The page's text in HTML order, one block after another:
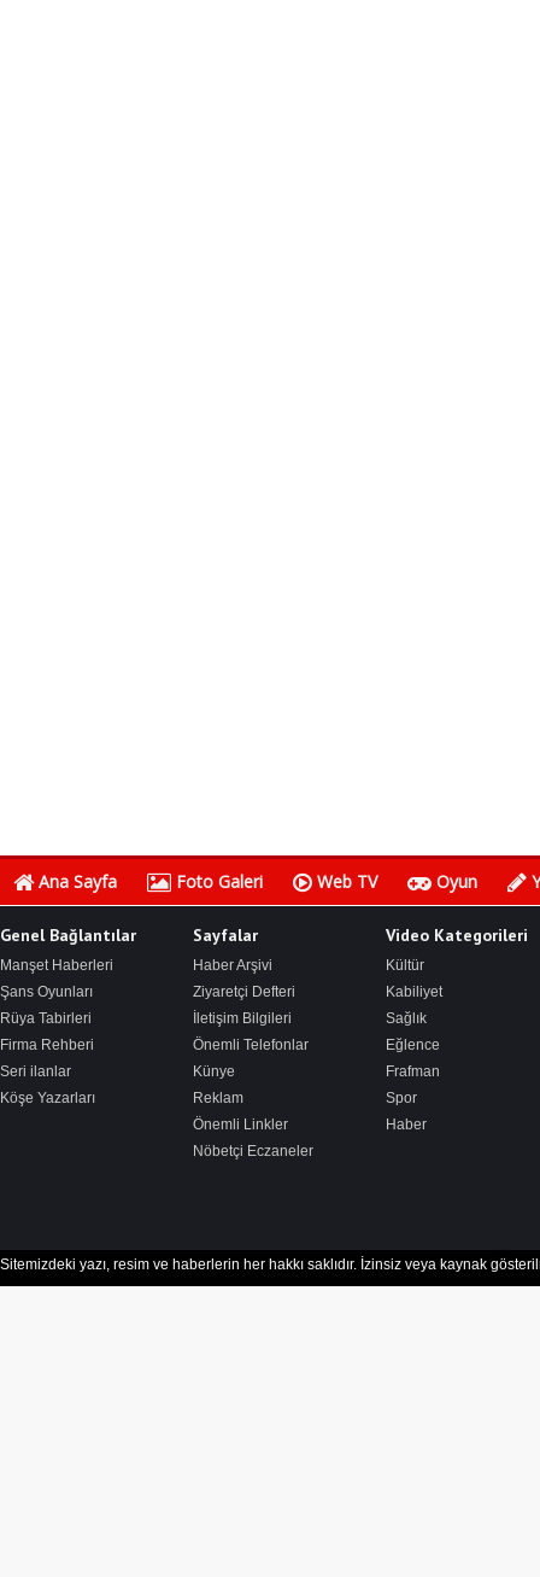
Ana Sayfa Foto Galeri Web TV Oyun
Genel Bağlantılar
Manşet Haberleri
Şans Oyunları
Rüya Tabirleri
Firma Rehberi
Seri ilanlar
Köşe Yazarları
Sayfalar
Haber Arşivi
Ziyaretçi Defteri
İletişim Bilgileri
Önemli Telefonlar
Künye
Reklam
Önemli Linkler
Nöbetçi Eczaneler
Video Kategorileri
Kültür
Kabiliyet
Sağlık
Eğlence
Frafman
Spor
Haber
Sitemizdeki yazı, resim ve haberlerin her hakkı saklıdır. İzinsiz veya kaynak